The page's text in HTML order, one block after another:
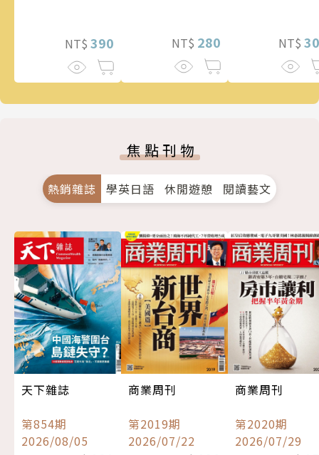
NT$ 390 NT$ 280 NT$
焦點刊物
熱銷雜誌 學英日語 休閒遊憩 閱讀藝文
天下雜誌
第854期
2026/08/05
商業周刊
第2019期
2026/07/22
商業周刊
第2020期
2026/07/29